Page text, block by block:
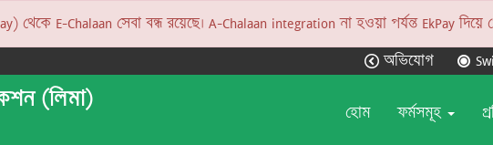
E-Chalaan সেবা বন্ধ রয়েছে। A-Chalaan integration না হওয়া পর্যন্ত EkPay দিয়ে
অভিযোগ
(লিমা)
হোম ফর্মসমূহ